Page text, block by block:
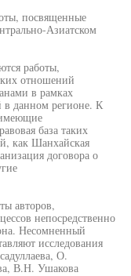
посвященные
Азиатском
работы,
отношений
в рамках
в данном регионе. К
база таких
как Шанхайская
договора о
авторов,
непосредственно
Несомненный
исследования
О.
В.Н. Ушакова